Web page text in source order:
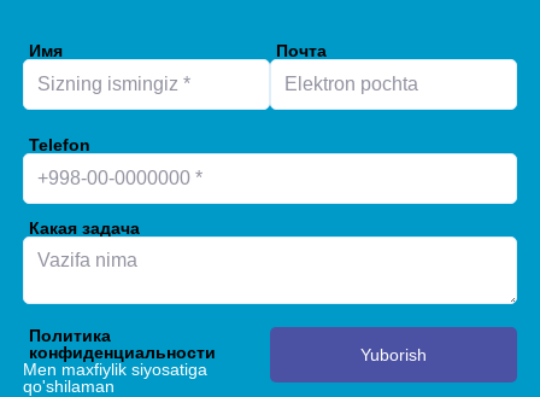
Имя Почта
Telefon
Какая задача
Политика
конфиденциальности
Men maxfiylik siyosatiga
qo'shilaman
Yuborish